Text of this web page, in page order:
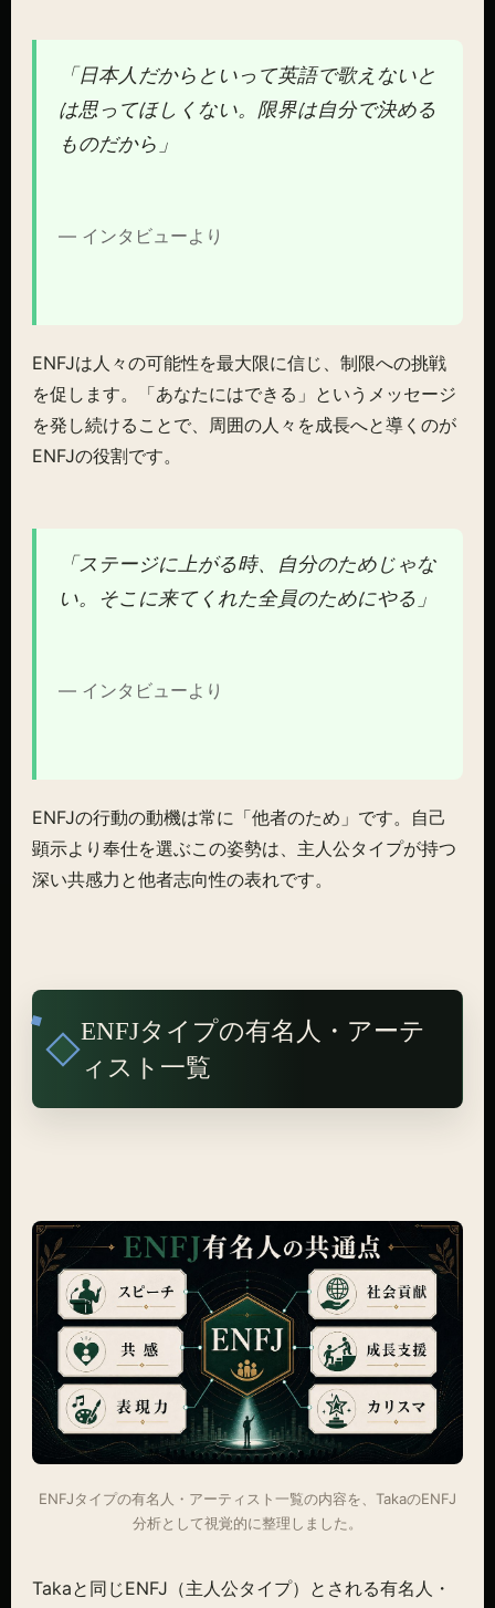
「日本人だからといって英語で歌えないと
は思ってほしくない。限界は自分で決める
ものだから」
— インタビューより
ENFJは人々の可能性を最大限に信じ、制限への挑戦
を促します。「あなたにはできる」というメッセージ
を発し続けることで、周囲の人々を成長へと導くのが
ENFJの役割です。
「ステージに上がる時、自分のためじゃな
い。そこに来てくれた全員のためにやる」
— インタビューより
ENFJの行動の動機は常に「他者のため」です。自己
顕示より奉仕を選ぶこの姿勢は、主人公タイプが持つ
深い共感力と他者志向性の表れです。
ENFJタイプの有名人・アーテ
ィスト一覧
ENFJタイプの有名人・アーティスト一覧の内容を、TakaのENFJ
分析として視覚的に整理しました。
Takaと同じENFJ（主人公タイプ）とされる有名人・